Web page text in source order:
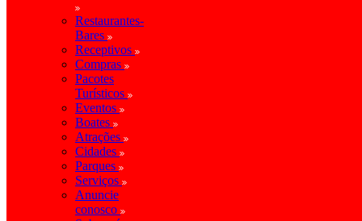
Restaurantes-
Bares
Receptivos
Compras
Pacotes
Turísticos
Eventos
Boates
Atrações
Cidades
Parques
Serviços
Anuncie
conosco